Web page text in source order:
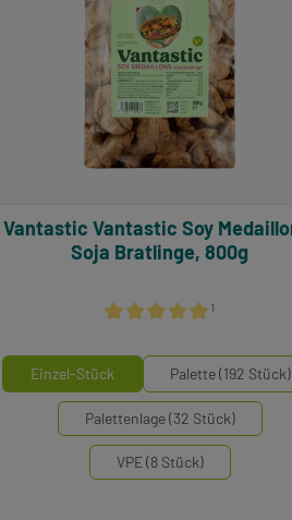
¹
Vantastic Vantastic Soy Medaillons,
Soja Bratlinge, 800g
Mengeneinheiten auswählen
Einzel-Stück Palette (192 Stück)
Palettenlage (32 Stück)
VPE (8 Stück)